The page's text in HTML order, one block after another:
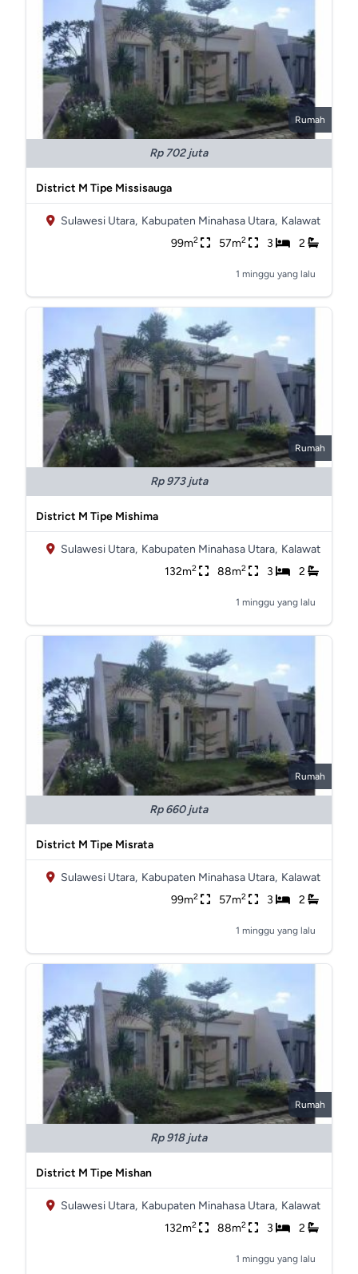
Rumah
Rp 702 juta
District M Tipe Missisauga
Sulawesi Utara, Kabupaten Minahasa Utara, Kalawat
99m2 57m2 3 2
1 minggu yang lalu
Rumah
Rp 973 juta
District M Tipe Mishima
Sulawesi Utara, Kabupaten Minahasa Utara, Kalawat
132m2 88m2 3 2
1 minggu yang lalu
Rumah
Rp 660 juta
District M Tipe Misrata
Sulawesi Utara, Kabupaten Minahasa Utara, Kalawat
99m2 57m2 3 2
1 minggu yang lalu
Rumah
Rp 918 juta
District M Tipe Mishan
Sulawesi Utara, Kabupaten Minahasa Utara, Kalawat
132m2 88m2 3 2
1 minggu yang lalu